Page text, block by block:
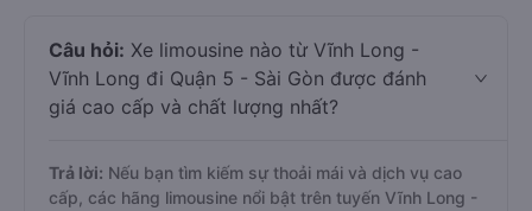
Câu hỏi: Xe limousine nào từ Vĩnh Long -
Vĩnh Long đi Quận 5 - Sài Gòn được đánh
giá cao cấp và chất lượng nhất?
Trả lời: Nếu bạn tìm kiếm sự thoải mái và dịch vụ cao
cấp, các hãng limousine nổi bật trên tuyến Vĩnh Long -